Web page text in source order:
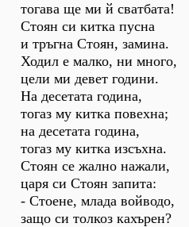
тогава ще ми й сватбата!
Стоян си китка пусна
и тръгна Стоян, замина.
Ходил е малко, ни много,
цели ми девет години.
На десетата година,
тогаз му китка повехна;
на десетата година,
тогаз му китка изсъхна.
Стоян се жално нажали,
царя си Стоян запита:
- Стоене, млада войводо,
защо си толкоз кахърен?